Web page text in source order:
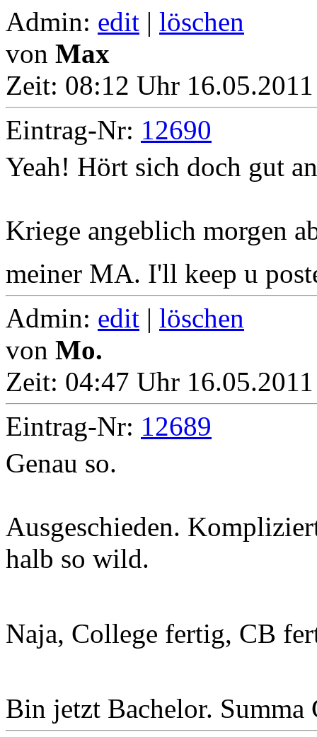
Admin: edit | löschen
von Max
Zeit: 08:12 Uhr
Eintrag-Nr: 12690
Yeah! Hört sich doch gut
Kriege angeblich morgen
meiner MA. I'll keep u
Admin: edit | löschen
von Mo.
Zeit: 04:47 Uhr
Eintrag-Nr: 12689
Genau so.
Ausgeschieden.
halb so wild.
Naja, College fertig, CB
Bin jetzt Bachelor.